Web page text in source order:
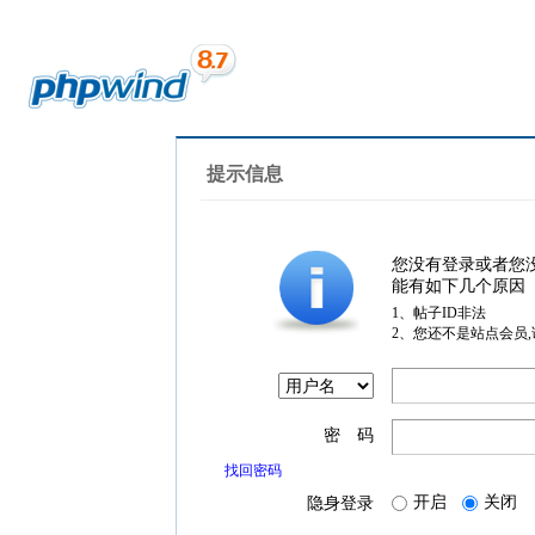
提示信息
您没有登录或者您
能有如下几个原因
1、帖子ID非法
2、您还不是站点会员
密 码
找回密码
隐身登录 开启 关闭